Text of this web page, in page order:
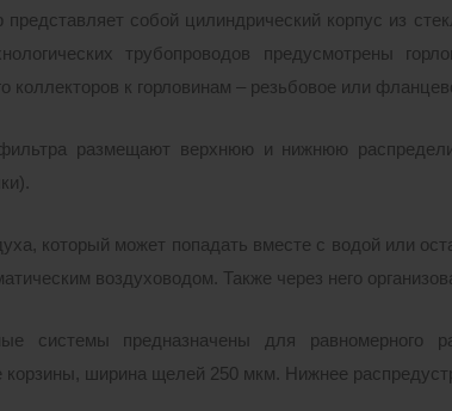
представляет собой цилиндрический корпус из
трубопроводов предусмотрены
коллекторов к горловинам – резьбовое или
размещают верхнюю и нижнюю
который может попадать вместе с водой или
воздуховодом. Также через него
системы предназначены для равномерного
корзины, ширина щелей 250 мкм. Нижнее